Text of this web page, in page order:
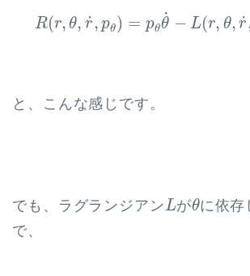
R(r, θ, ˙
r, pθ) = pθ˙
θ − L(r, θ, ˙
r
R r, , p θ L( r ,r ,θ
と、こんな感じです。
でも、ラグランジアンL
Lがθ
θに依存
で、